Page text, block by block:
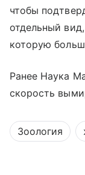
чтобы
отдельный
которую
Ранее Наука
скорость
Зоология